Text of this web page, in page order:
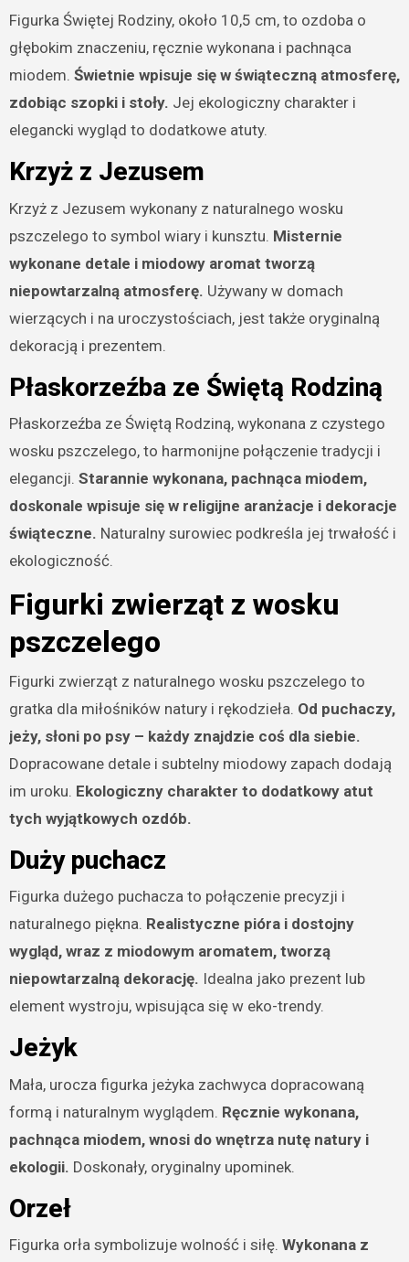
Figurka Świętej Rodziny, około 10,5 cm, to ozdoba o
głębokim znaczeniu, ręcznie wykonana i pachnąca
miodem. Świetnie wpisuje się w świąteczną atmosferę,
zdobiąc szopki i stoły. Jej ekologiczny charakter i
elegancki wygląd to dodatkowe atuty.
Krzyż z Jezusem
Krzyż z Jezusem wykonany z naturalnego wosku
pszczelego to symbol wiary i kunsztu. Misternie
wykonane detale i miodowy aromat tworzą
niepowtarzalną atmosferę. Używany w domach
wierzących i na uroczystościach, jest także oryginalną
dekoracją i prezentem.
Płaskorzeźba ze Świętą Rodziną
Płaskorzeźba ze Świętą Rodziną, wykonana z czystego
wosku pszczelego, to harmonijne połączenie tradycji i
elegancji. Starannie wykonana, pachnąca miodem,
doskonale wpisuje się w religijne aranżacje i dekoracje
świąteczne. Naturalny surowiec podkreśla jej trwałość i
ekologiczność.
Figurki zwierząt z wosku
pszczelego
Figurki zwierząt z naturalnego wosku pszczelego to
gratka dla miłośników natury i rękodzieła. Od puchaczy,
jeży, słoni po psy – każdy znajdzie coś dla siebie.
Dopracowane detale i subtelny miodowy zapach dodają
im uroku. Ekologiczny charakter to dodatkowy atut
tych wyjątkowych ozdób.
Duży puchacz
Figurka dużego puchacza to połączenie precyzji i
naturalnego piękna. Realistyczne pióra i dostojny
wygląd, wraz z miodowym aromatem, tworzą
niepowtarzalną dekorację. Idealna jako prezent lub
element wystroju, wpisująca się w eko-trendy.
Jeżyk
Mała, urocza figurka jeżyka zachwyca dopracowaną
formą i naturalnym wyglądem. Ręcznie wykonana,
pachnąca miodem, wnosi do wnętrza nutę natury i
ekologii. Doskonały, oryginalny upominek.
Orzeł
Figurka orła symbolizuje wolność i siłę. Wykonana z